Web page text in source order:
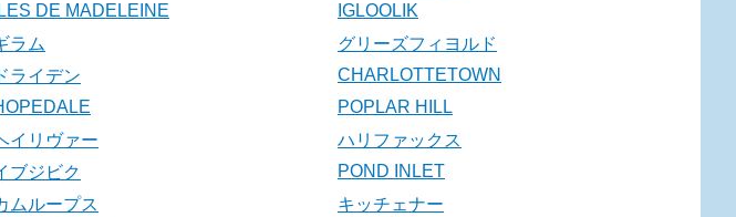
ILES DE MADELEINE
IGLOOLIK
ラム
グリーズフィヨルド
ライデン
CHARLOTTETOWN
POPLAR HILL
イリヴァー
ハリファックス
ブジビク
POND INLET
ムループス
キッチェナー